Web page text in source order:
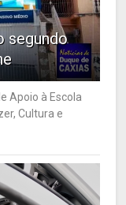
segundo
Apoio à Escola
Cultura e